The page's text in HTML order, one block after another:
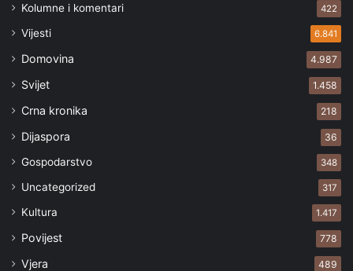
Kolumne i komentari 422
Vijesti 6.841
Domovina 4.987
Svijet 1.458
Crna kronika 218
Dijaspora 36
Gospodarstvo 348
Uncategorized 317
Kultura 1.417
Povijest 778
Vjera 489